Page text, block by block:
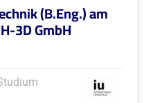
(B.Eng.) am
3D GmbH